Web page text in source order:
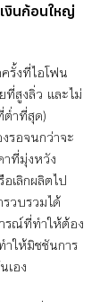
งินก้อนใหญ่
รั้งที่ไอโฟน
ที่สูงลิ่ว และไม่
ำที่สุด)
รอจนกว่าจะ
าที่มุ่งหวัง
เลิกผลิตไป
วบรวมได้
รณ์ที่ทำให้ต้อง
ำให้มิชชันการ
เอง